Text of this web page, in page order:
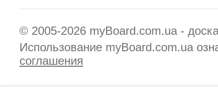
© 2005-2026 myBoard.com.ua -
Использование myBoard.com.ua
соглашения